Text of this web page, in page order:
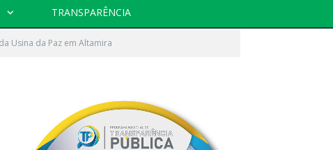
por:
TRANSPARÊNCIA
Usina da Paz em Altamira